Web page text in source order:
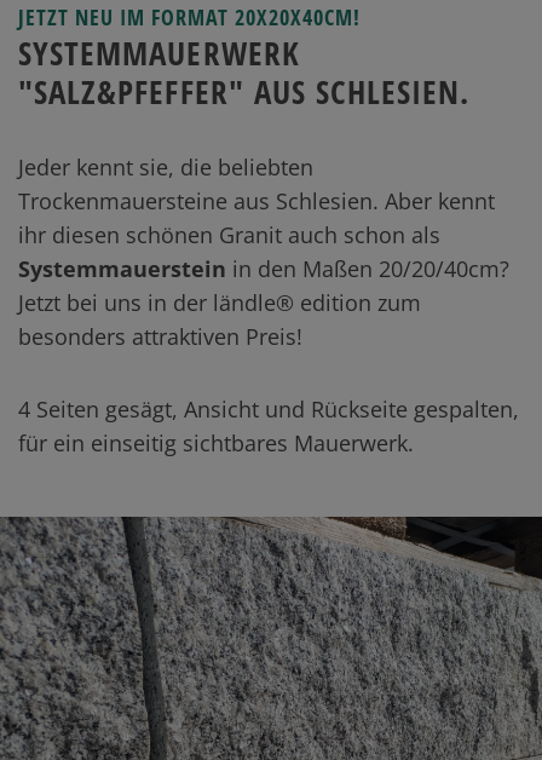
JETZT NEU IM FORMAT 20X20X40CM!
SYSTEMMAUERWERK
"SALZ&PFEFFER" AUS SCHLESIEN.
Jeder kennt sie, die beliebten
Trockenmauersteine aus Schlesien. Aber kennt
ihr diesen schönen Granit auch schon als
Systemmauerstein in den Maßen 20/20/40cm?
Jetzt bei uns in der ländle® edition zum
besonders attraktiven Preis!
4 Seiten gesägt, Ansicht und Rückseite gespalten,
für ein einseitig sichtbares Mauerwerk.